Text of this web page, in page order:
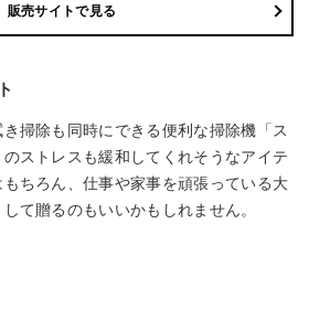
販売サイトで見る
掃除も同時にできる便利な掃除機「ス
ストレスも緩和してくれそうなアイテ
ちろん、仕事や家事を頑張っている大
て贈るのもいいかもしれません。